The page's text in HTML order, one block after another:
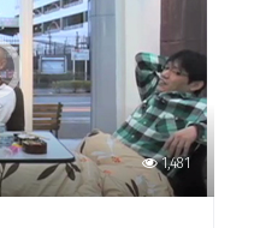
1,481